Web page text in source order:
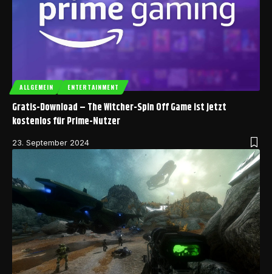
ALLGEMEIN ENTERTAINMENT
Gratis-Download – The Witcher-Spin Off Game ist jetzt
kostenlos für Prime-Nutzer
23. September 2024